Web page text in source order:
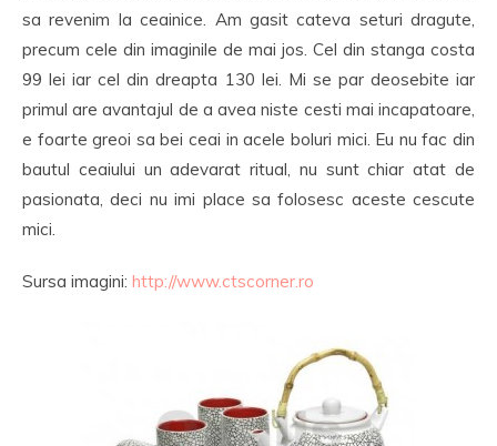
sa revenim la ceainice. Am gasit cateva seturi dragute,
precum cele din imaginile de mai jos. Cel din stanga costa
99 lei iar cel din dreapta 130 lei. Mi se par deosebite iar
primul are avantajul de a avea niste cesti mai incapatoare,
e foarte greoi sa bei ceai in acele boluri mici. Eu nu fac din
bautul ceaiului un adevarat ritual, nu sunt chiar atat de
pasionata, deci nu imi place sa folosesc aceste cescute
mici.
Sursa imagini: http://www.ctscorner.ro